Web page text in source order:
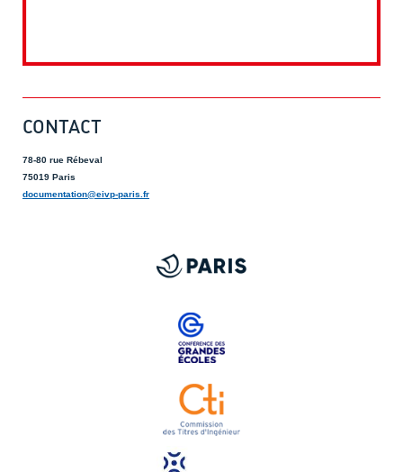
CONTACT
78-80 rue Rébeval
75019 Paris
documentation@eivp-paris.fr